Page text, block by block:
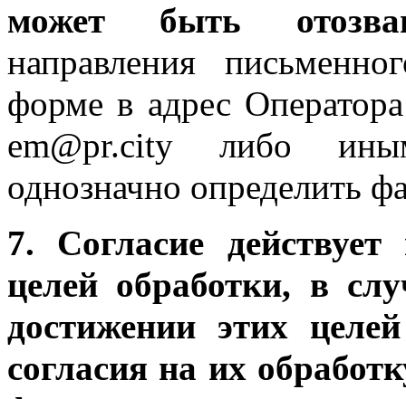
может быть
направления
форме в адрес
em@pr.city либо
однозначно определить
7. Согласие
целей обработки, в
достижении этих
согласия на их